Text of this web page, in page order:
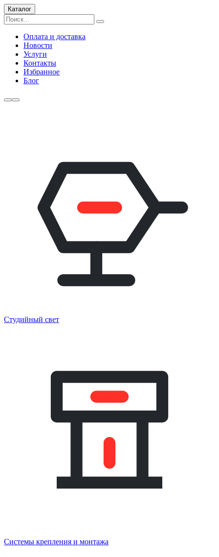
Каталог
Оплата и доставка
Новости
Услуги
Контакты
Избранное
Блог
Студийный свет
Системы крепления и монтажа